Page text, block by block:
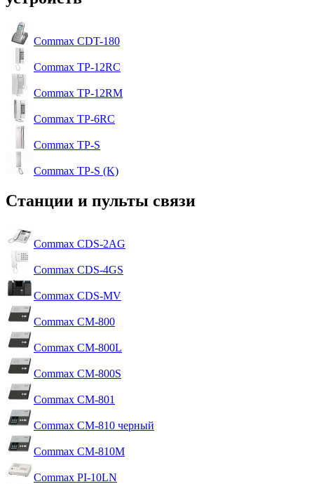
Commax CDT-180
Commax TP-12RC
Commax TP-12RM
Commax TP-6RC
Commax TP-S
Commax TP-S (K)
Станции и пульты связи
Commax CDS-2AG
Commax CDS-4GS
Commax CDS-MV
Commax CM-800
Commax CM-800L
Commax CM-800S
Commax CM-801
Commax CM-810 черный
Commax CM-810M
Commax PI-10LN